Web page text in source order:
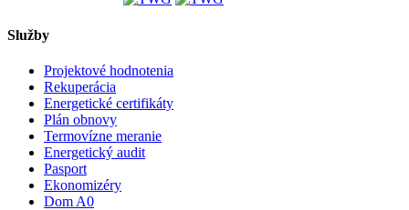
Služby
Projektové hodnotenia
Rekuperácia
Energetické certifikáty
Plán obnovy
Termovízne meranie
Energetický audit
Pasport
Ekonomizéry
Dom A0